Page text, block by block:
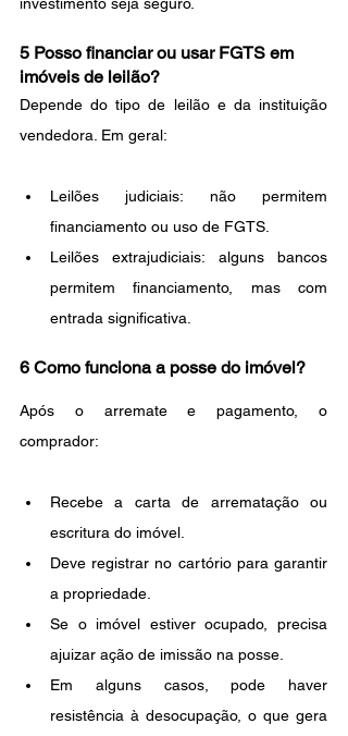
5 Posso financiar ou usar FGTS em
imóveis de leilão?
Depende do tipo de leilão e da instituição
vendedora. Em geral:
Leilões judiciais: não permitem
financiamento ou uso de FGTS.
Leilões extrajudiciais: alguns bancos
permitem financiamento, mas com
entrada significativa.
6 Como funciona a posse do imóvel?
Após o arremate e pagamento, o
comprador:
Recebe a carta de arrematação ou
escritura do imóvel.
Deve registrar no cartório para garantir
a propriedade.
Se o imóvel estiver ocupado, precisa
ajuizar ação de imissão na posse.
Em alguns casos, pode haver
resistência à desocupação, o que gera